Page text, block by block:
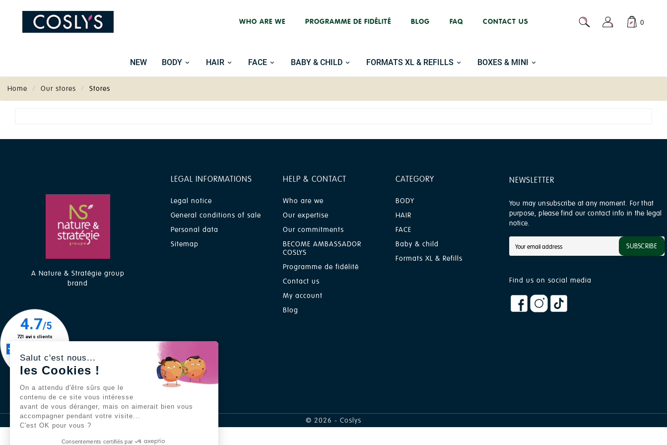
WHO ARE WE PROGRAMME DE FIDÉLITÉ BLOG FAQ CONTACT US 0
NEW BODY HAIR FACE BABY & CHILD FORMATS XL & REFILLS BOXES & MINI
Home Our stores Stores
A Nature & Stratégie group
brand
LEGAL INFORMATIONS
Legal notice
General conditions of sale
Personal data
Sitemap
HELP & CONTACT
Who are we
Our expertise
Our commitments
BECOME AMBASSADOR
COSLYS
Programme de fidélité
Contact us
My account
Blog
CATEGORY
BODY
HAIR
FACE
Baby & child
Formats XL & Refills
NEWSLETTER
You may unsubscribe at any moment. For that
purpose, please find our contact info in the legal
notice.
SUBSCRIBE
Find us on social media
© 2026 - Coslys
Salut c'est nous...
les Cookies !
On a attendu d'être sûrs que le
contenu de ce site vous intéresse
avant de vous déranger, mais on aimerait bien vous
accompagner pendant votre visite...
C'est OK pour vous ?
Consentements certifiés par